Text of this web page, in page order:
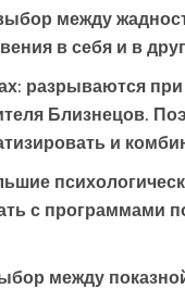
между
в себя и в
: разрываются
Близнецов.
и
с программами
между